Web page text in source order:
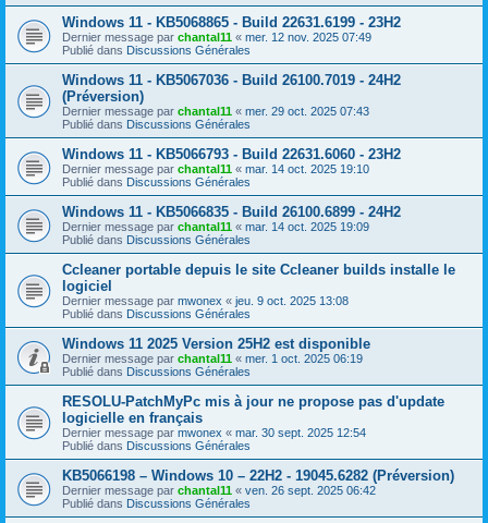
Windows 11 - KB5068865 - Build 22631.6199 - 23H2
Dernier message par chantal11 « mer. 12 nov. 2025 07:49
Publié dans Discussions Générales
Windows 11 - KB5067036 - Build 26100.7019 - 24H2
(Préversion)
Dernier message par chantal11 « mer. 29 oct. 2025 07:43
Publié dans Discussions Générales
Windows 11 - KB5066793 - Build 22631.6060 - 23H2
Dernier message par chantal11 « mar. 14 oct. 2025 19:10
Publié dans Discussions Générales
Windows 11 - KB5066835 - Build 26100.6899 - 24H2
Dernier message par chantal11 « mar. 14 oct. 2025 19:09
Publié dans Discussions Générales
Ccleaner portable depuis le site Ccleaner builds installe le
logiciel
Dernier message par mwonex « jeu. 9 oct. 2025 13:08
Publié dans Discussions Générales
Windows 11 2025 Version 25H2 est disponible
Dernier message par chantal11 « mer. 1 oct. 2025 06:19
Publié dans Discussions Générales
RESOLU-PatchMyPc mis à jour ne propose pas d'update
logicielle en français
Dernier message par mwonex « mar. 30 sept. 2025 12:54
Publié dans Discussions Générales
KB5066198 – Windows 10 – 22H2 - 19045.6282 (Préversion)
Dernier message par chantal11 « ven. 26 sept. 2025 06:42
Publié dans Discussions Générales